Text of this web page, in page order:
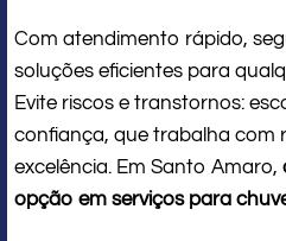
Com atendimento rápido,
soluções eficientes para
Evite riscos e transtornos:
confiança, que trabalha com
excelência. Em Santo Amaro,
opção em serviços para